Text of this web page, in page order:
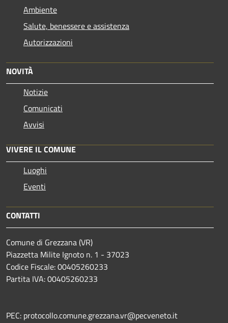
Ambiente
Salute, benessere e assistenza
Autorizzazioni
NOVITÀ
Notizie
Comunicati
Avvisi
VIVERE IL COMUNE
Luoghi
Eventi
CONTATTI
Comune di Grezzana (VR)
Piazzetta Milite Ignoto n. 1 - 37023
Codice Fiscale: 00405260233
Partita IVA: 00405260233
PEC: protocollo.comune.grezzana.vr@pecveneto.it